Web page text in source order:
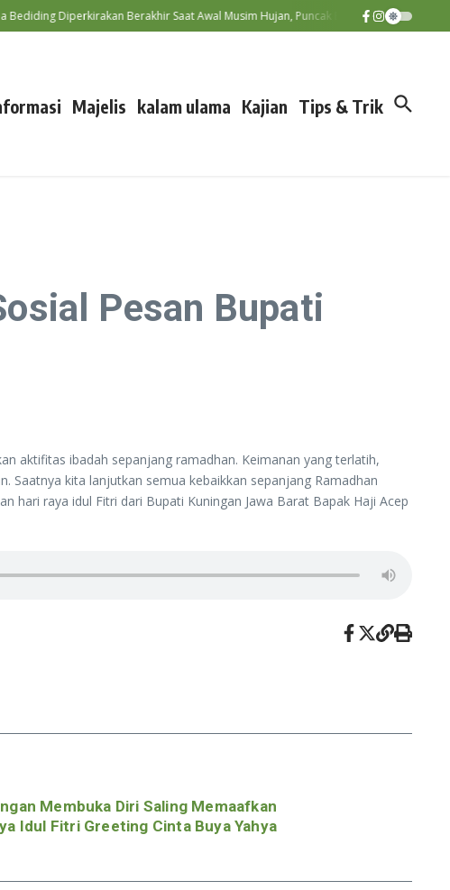
Diperkirakan Berakhir Saat Awal Musim Hujan, Puncak El Nino Terjadi
Majelis kalam ulama Kajian Tips & Trik
Pesan Bupati
aktifitas ibadah sepanjang ramadhan. Keimanan yang terlatih,
Saatnya kita lanjutkan semua kebaikkan sepanjang Ramadhan
hari raya idul Fitri dari Bupati Kuningan Jawa Barat Bapak Haji Acep
Membuka Diri Saling Memaafkan
Idul Fitri Greeting Cinta Buya Yahya